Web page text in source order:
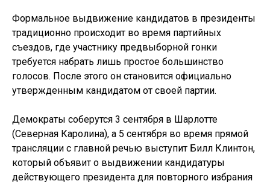
Формальное выдвижение кандидатов в президенты
традиционно происходит во время партийных
съездов, где участнику предвыборной гонки
требуется набрать лишь простое большинство
голосов. После этого он становится официально
утвержденным кандидатом от своей партии.
Демократы соберутся 3 сентября в Шарлотте
(Северная Каролина), а 5 сентября во время прямой
трансляции с главной речью выступит Билл Клинтон,
который объявит о выдвижении кандидатуры
действующего президента для повторного избрания